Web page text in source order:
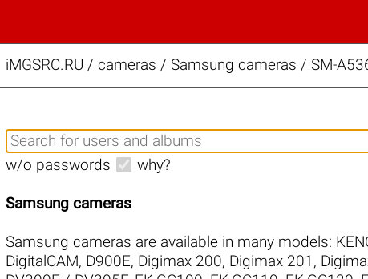
iMGSRC.RU / cameras / Samsung cameras / SM-
w/o passwords why?
Samsung cameras
Samsung cameras are available in many models:
DigitalCAM, D900E, Digimax 200, Digimax 201 ,